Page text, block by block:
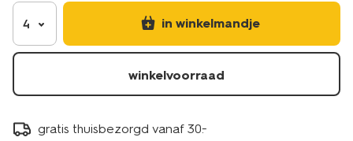
4 in winkelmandje
winkelvoorraad
gratis thuisbezorgd vanaf 30.-